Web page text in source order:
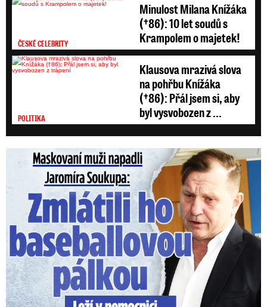
ČESKÉ CELEBRITY
Minulost Milana Knížáka
(†86): 10 let soudů s
Krampolem o majetek!
POLITIKA
Klausova mrazivá slova
na pohřbu Knížáka
(†86): Přál jsem si, aby
byl vysvobozen z ...
Maskovaní muži napadli Jaromíra Soukupa: Krvavá nakládačka